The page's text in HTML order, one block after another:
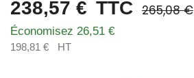
238,57 € TTC 265,08 €
Économisez 26,51 €
198,81 € HT